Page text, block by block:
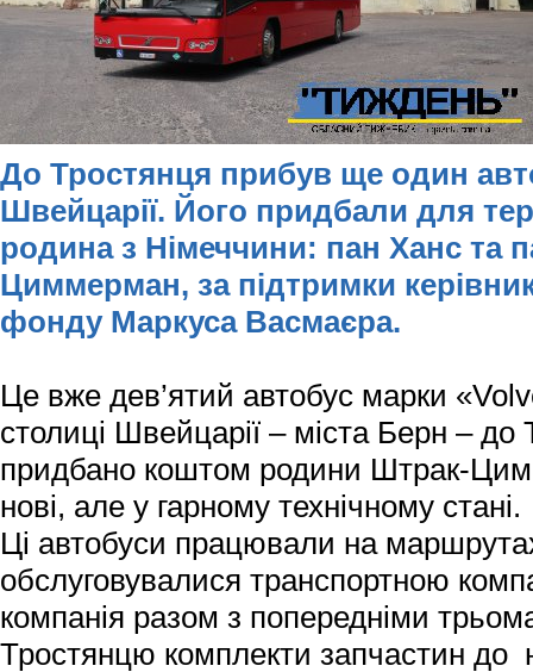
До Тростянця прибув ще один
Швейцарії. Його придбали для
родина з Німеччини: пан Ханс та
Циммерман, за підтримки
фонду Маркуса Васмаєра.
Це вже дев’ятий автобус марки
столиці Швейцарії – міста Берн –
придбано коштом родини Штрак-
нові, але у гарному технічному стані.
Ці автобуси працювали на
обслуговувалися транспортною
компанія разом з попередніми
Тростянцю комплекти запчастин до